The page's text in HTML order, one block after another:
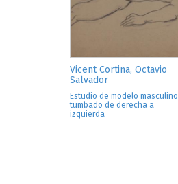
Vicent Cortina, Octavio
Salvador
Estudio de modelo masculino
tumbado de derecha a
izquierda